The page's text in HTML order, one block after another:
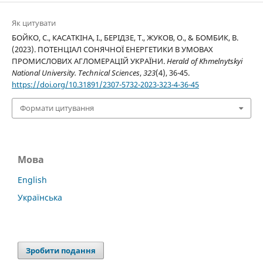
Як цитувати
БОЙКО, С., КАСАТКІНА, І., БЕРІДЗЕ, Т., ЖУКОВ, О., & БОМБИК, В.
(2023). ПОТЕНЦІАЛ СОНЯЧНОЇ ЕНЕРГЕТИКИ В УМОВАХ
ПРОМИСЛОВИХ АГЛОМЕРАЦІЙ УКРАЇНИ.Herald of Khmelnytskyi
National University. Technical Sciences,323(4), 36-45.
https://doi.org/10.31891/2307-5732-2023-323-4-36-45
Формати цитування
Мова
English
Українська
Зробити подання